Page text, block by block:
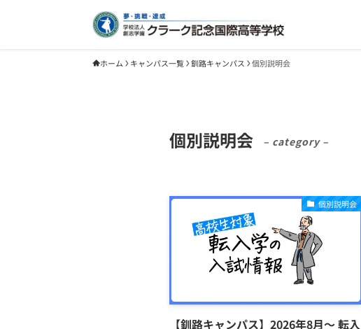
ホーム キャンパス一覧 釧路キャンパス 個別説明会
個別説明会 – category –
個別説明会
【釧路キャンパス】2026年8月～ 転入